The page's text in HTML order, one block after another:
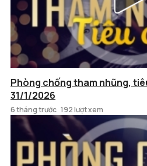
Phòng chống tham nhũng,
31/1/2026
6 tháng trước 192 lượt xem